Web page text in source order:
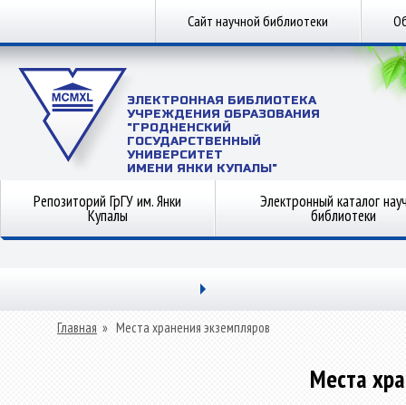
Сайт научной библиотеки
ЭЛЕКТРОННАЯ БИБЛИОТЕКА
УЧРЕЖДЕНИЯ ОБРАЗОВАНИЯ
"ГРОДНЕНСКИЙ
ГОСУДАРСТВЕННЫЙ
УНИВЕРСИТЕТ
ИМЕНИ ЯНКИ КУПАЛЫ"
Репозиторий ГрГУ им. Янки
Купалы
Электронный каталог
библиотеки
Главная » Места хранения экземпляров
Места